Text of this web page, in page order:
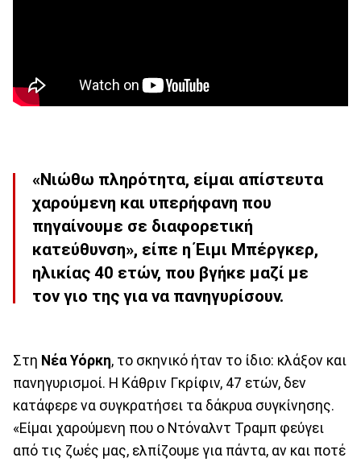
«Νιώθω πληρότητα, είμαι απίστευτα
χαρούμενη και υπερήφανη που
πηγαίνουμε σε διαφορετική
κατεύθυνση», είπε η Έιμι Μπέργκερ,
ηλικίας 40 ετών, που βγήκε μαζί με
τον γιο της για να πανηγυρίσουν.
Στη Νέα Υόρκη, το σκηνικό ήταν το ίδιο: κλάξον και
πανηγυρισμοί. Η Κάθριν Γκρίφιν, 47 ετών, δεν
κατάφερε να συγκρατήσει τα δάκρυα συγκίνησης.
«Είμαι χαρούμενη που ο Ντόναλντ Τραμπ φεύγει
από τις ζωές μας, ελπίζουμε για πάντα, αν και ποτέ